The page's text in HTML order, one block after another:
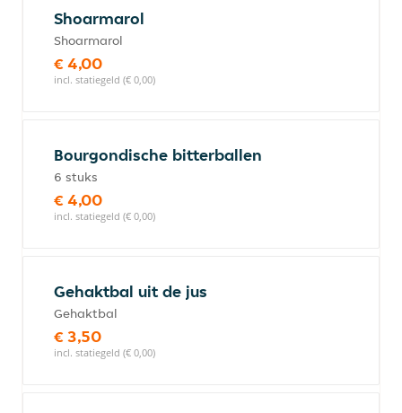
Shoarmarol
Shoarmarol
€ 4,00
incl. statiegeld (€ 0,00)
Bourgondische bitterballen
6 stuks
€ 4,00
incl. statiegeld (€ 0,00)
Gehaktbal uit de jus
Gehaktbal
€ 3,50
incl. statiegeld (€ 0,00)